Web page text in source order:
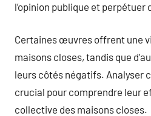
l’opinion publique et perpétuer
Certaines œuvres offrent une
maisons closes, tandis que
leurs côtés négatifs. Analyser
crucial pour comprendre leur
collective des maisons closes.